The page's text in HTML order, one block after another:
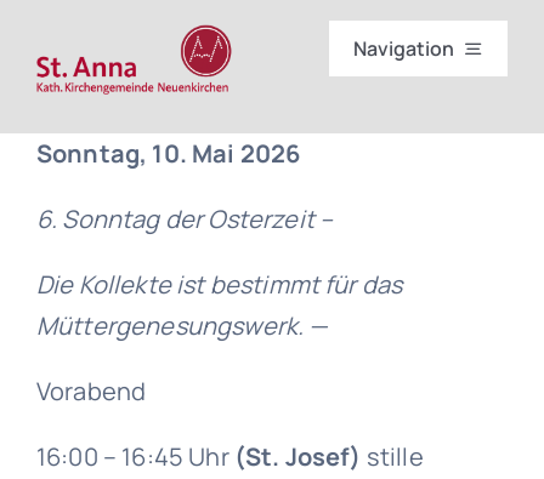
content
Navigation
Wir
Sonntag, 10. Mai 2026
6. Sonntag der Osterzeit –
Die Kollekte ist bestimmt für das
Müttergenesungswerk. —
Vorabend
16:00 – 16:45 Uhr(St. Josef) stille